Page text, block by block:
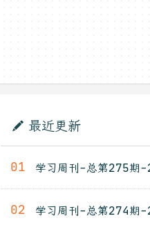
最近更新
01 学习周刊-总第275期-
02 学习周刊-总第274期-